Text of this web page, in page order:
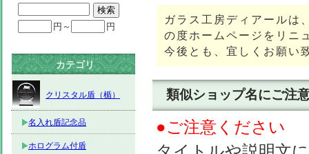
ガラス工房ディアールは
の度ホームページをリニ
今後とも、宜しくお願い
類似ショップ名にご注
●ご注意ください
円～ 円
カテゴリ
クリスタル盾（楯）
名入れ盾記念品
ホログラム付盾